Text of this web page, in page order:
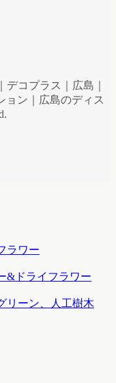
コプラス｜広島｜
ョン｜広島のディス
ラワー
&ドライフラワー
リーン、人工樹木